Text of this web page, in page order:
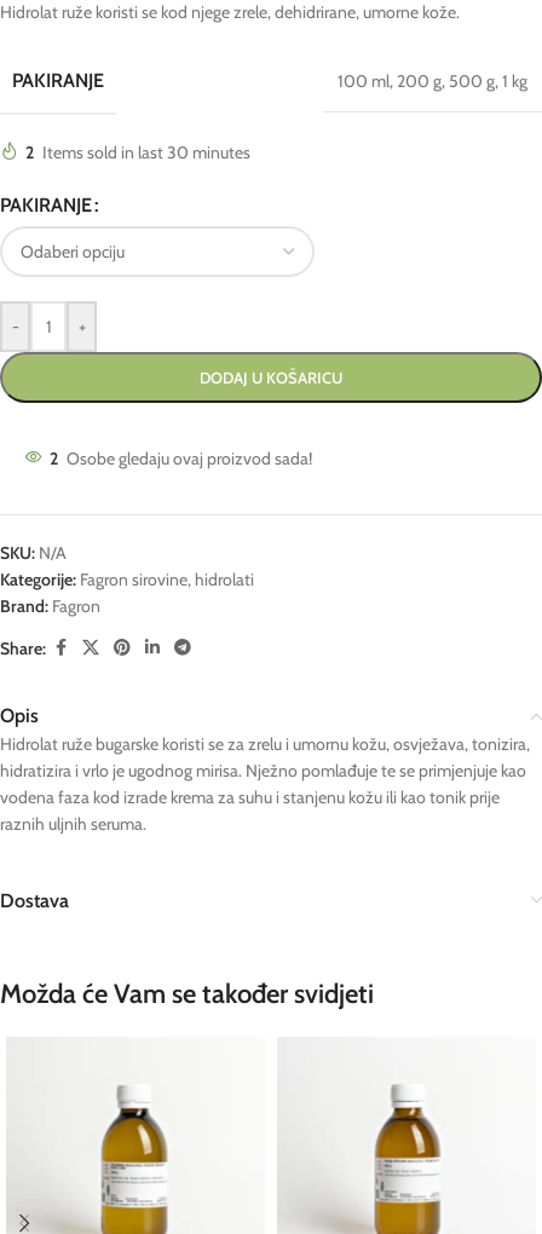
Hidrolat ruže koristi se kod njege zrele, dehidrirane, umorne kože.
PAKIRANJE 100 ml, 200 g, 500 g,1 kg
2 Items sold in last 30 minutes
PAKIRANJE
- +
DODAJ U KOŠARICU
2 Osobe gledaju ovaj proizvod sada!
SKU: N/A
Kategorije: Fagron sirovine, hidrolati
Brand: Fagron
Share:
Opis
Hidrolat ruže bugarske koristi se za zrelu i umornu kožu, osvježava, tonizira,
hidratizira i vrlo je ugodnog mirisa. Nježno pomlađuje te se primjenjuje kao
vodena faza kod izrade krema za suhu i stanjenu kožu ili kao tonik prije
raznih uljnih seruma.
Dostava
Možda će Vam se također svidjeti